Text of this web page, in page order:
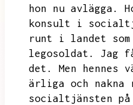
hon nu avlägga.
konsult i
runt i landet som
legosoldat.
Jag
det.
Men hennes
ärliga och
socialtjänsten